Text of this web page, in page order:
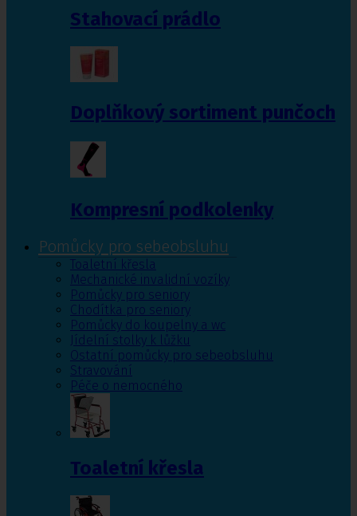
Stahovací prádlo
Doplňkový sortiment punčoch
Kompresní podkolenky
Pomůcky pro sebeobsluhu
Toaletní křesla
Mechanické invalidní vozíky
Pomůcky pro seniory
Chodítka pro seniory
Pomůcky do koupelny a wc
Jídelní stolky k lůžku
Ostatní pomůcky pro sebeobsluhu
Stravování
Péče o nemocného
Toaletní křesla